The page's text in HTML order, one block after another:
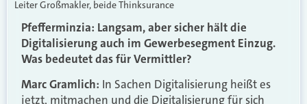
Leiter Großmakler, beide Thinksurance
Pfefferminzia: Langsam, aber sicher hält die
Digitalisierung auch im Gewerbesegment Einzug.
Was bedeutet das für Vermittler?
Marc Gramlich: In Sachen Digitalisierung heißt es
jetzt, mitmachen und die Digitalisierung für sich